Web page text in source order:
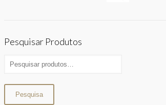
Pesquisar Produtos
Pesquisa